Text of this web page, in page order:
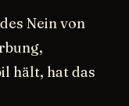
Nein von
hält, hat das